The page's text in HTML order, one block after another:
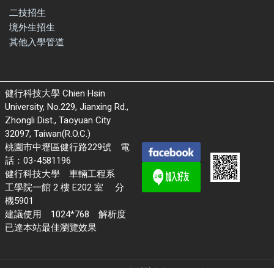
二技招生
境外生招生
其他入學管道
健行科技大學 Chien Hsin
University, No.229, Jianxing Rd.,
Zhongli Dist., Taoyuan City
32097, Taiwan(R.O.C.)
桃園市中壢區健行路229號 電
話：03-4581196
健行科技大學 車輛工程系
工學院一館 2 樓 E202 室 分
機5901
建議使用 1024*768 解析度
已達本站最佳瀏覽效果